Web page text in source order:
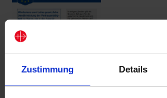
Zustimmung Details